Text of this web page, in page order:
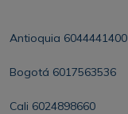
Antioquia 6044441400
Bogotá 6017563536
Cali 6024898660